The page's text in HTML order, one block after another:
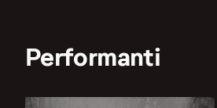
Performanti